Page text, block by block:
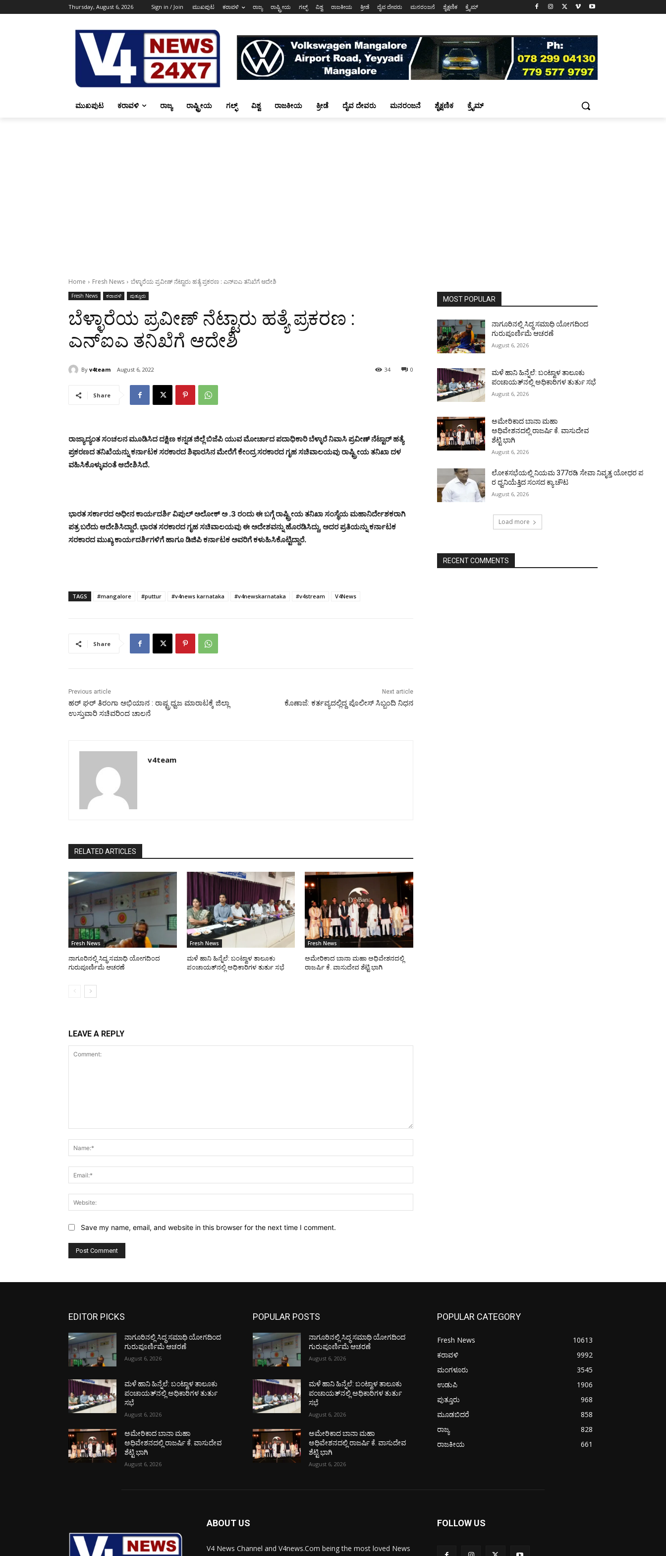
Thursday, August 6, 2026 Sign in / Join ಮುಖಪುಟ ಕರಾವಳಿ ರಾಜ್ಯ ರಾಷ್ಟ್ರೀಯ ಗಲ್ಫ್ ವಿಶ್ವ ರಾಜಕೀಯ ಕ್ರೀಡೆ ದೈವ ದೇವರು ಮನರಂಜನೆ ಶೈಕ್ಷಣಿಕ ಕ್ರೈಮ್
ಮುಖಪುಟ ಕರಾವಳಿ ರಾಜ್ಯ ರಾಷ್ಟ್ರೀಯ ಗಲ್ಫ್ ವಿಶ್ವ ರಾಜಕೀಯ ಕ್ರೀಡೆ ದೈವ ದೇವರು ಮನರಂಜನೆ ಶೈಕ್ಷಣಿಕ ಕ್ರೈಮ್
Home Fresh News ಬೆಳ್ಳಾರೆಯ ಪ್ರವೀಣ್ ನೆಟ್ಟಾರು ಹತ್ಯೆ ಪ್ರಕರಣ : ಎನ್‍ಐಎ ತನಿಖೆಗೆ ಆದೇಶಿ
Fresh News ಕರಾವಳಿ ಪುತ್ತೂರು
ಬೆಳ್ಳಾರೆಯ ಪ್ರವೀಣ್ ನೆಟ್ಟಾರು ಹತ್ಯೆ ಪ್ರಕರಣ :
ಎನ್‍ಐಎ ತನಿಖೆಗೆ ಆದೇಶಿ
By v4team August 6, 2022 0
34
Share
ರಾಜ್ಯಾದ್ಯಂತ ಸಂಚಲನ ಮೂಡಿಸಿದ ದಕ್ಷಿಣ ಕನ್ನಡ ಜಿಲ್ಲೆ ಬಿಜೆಪಿ ಯುವ ಮೋರ್ಚಾದ ಪದಾಧಿಕಾರಿ ಬೆಳ್ಳಾರೆ ನಿವಾಸಿ ಪ್ರವೀಣ್ ನೆಟ್ಟಾರ್ ಹತ್ಯೆ
ಪ್ರಕರಣದ ತನಿಖೆಯನ್ನು ಕರ್ನಾಟಕ ಸರಕಾರದ ಶಿಫಾರಸಿನ ಮೇರೆಗೆ ಕೇಂದ್ರ ಸರಕಾರದ ಗೃಹ ಸಚಿವಾಲಯವು ರಾಷ್ಟ್ರೀಯ ತನಿಖಾ ದಳ
ವಹಿಸಿಕೊಳ್ಳುವಂತೆ ಆದೇಶಿಸಿದೆ.
ಭಾರತ ಸರ್ಕಾರದ ಅಧೀನ ಕಾರ್ಯದರ್ಶಿ ವಿಪುಲ್ ಅಲೋಕ್ ಅ .3 ರಂದು ಈ ಬಗ್ಗೆ ರಾಷ್ಟ್ರೀಯ ತನಿಖಾ ಸಂಸ್ಥೆಯ ಮಹಾನಿರ್ದೇಶಕರಾಗಿ
ಪತ್ರ ಬರೆದು ಆದೇಶಿಸಿದ್ದಾರೆ. ಭಾರತ ಸರಕಾರದ ಗೃಹ ಸಚಿವಾಲಯವು ಈ ಅದೇಶವನ್ನು ಹೊರಡಿಸಿದ್ದು, ಅದರ ಪ್ರತಿಯನ್ನು ಕರ್ನಾಟಕ
ಸರಕಾರದ ಮುಖ್ಯ ಕಾರ್ಯದರ್ಶಿಗಳಿಗೆ ಹಾಗೂ ಡಿಜಿಪಿ ಕರ್ನಾಟಕ ಅವರಿಗೆ ಕಳುಹಿಸಿಕೊಟ್ಟಿದ್ದಾರೆ.
TAGS #mangalore #puttur #v4news karnataka #v4newskarnataka #v4stream V4News
Share
Previous article
ಹರ್ ಘರ್ ತಿರಂಗಾ ಅಭಿಯಾನ : ರಾಷ್ಟ್ರಧ್ವಜ ಮಾರಾಟಕ್ಕೆ ಜಿಲ್ಲಾ
ಉಸ್ತುವಾರಿ ಸಚಿವರಿಂದ ಚಾಲನೆ
Next article
ಕೊಣಾಜೆ: ಕರ್ತವ್ಯದಲ್ಲಿದ್ದ ಪೊಲೀಸ್ ಸಿಬ್ಬಂದಿ ನಿಧನ
v4team
RELATED ARTICLES
Fresh News
ನಾಗೂರಿನಲ್ಲಿ ಸಿದ್ಧ ಸಮಾಧಿ ಯೋಗದಿಂದ
ಗುರುಪೂರ್ಣಿಮೆ ಆಚರಣೆ
Fresh News
ಮಳೆ ಹಾನಿ ಹಿನ್ನೆಲೆ: ಬಂಟ್ವಾಳ ತಾಲೂಕು
ಪಂಚಾಯತ್‌ನಲ್ಲಿ ಅಧಿಕಾರಿಗಳ ತುರ್ತು ಸಭೆ
Fresh News
ಅಮೇರಿಕಾದ ಬಾನಾ ಮಹಾ ಅಧಿವೇಶನದಲ್ಲಿ
ರಾಜರ್ಷಿ ಕೆ. ವಾಸುದೇವ ಶೆಟ್ಟಿ ಭಾಗಿ
LEAVE A REPLY
Save my name, email, and website in this browser for the next time I comment.
MOST POPULAR
ನಾಗೂರಿನಲ್ಲಿ ಸಿದ್ಧ ಸಮಾಧಿ ಯೋಗದಿಂದ
ಗುರುಪೂರ್ಣಿಮೆ ಆಚರಣೆ
August 6, 2026
ಮಳೆ ಹಾನಿ ಹಿನ್ನೆಲೆ: ಬಂಟ್ವಾಳ ತಾಲೂಕು
ಪಂಚಾಯತ್‌ನಲ್ಲಿ ಅಧಿಕಾರಿಗಳ ತುರ್ತು ಸಭೆ
August 6, 2026
ಅಮೇರಿಕಾದ ಬಾನಾ ಮಹಾ
ಅಧಿವೇಶನದಲ್ಲಿ ರಾಜರ್ಷಿ ಕೆ. ವಾಸುದೇವ
ಶೆಟ್ಟಿ ಭಾಗಿ
August 6, 2026
ಲೋಕಸಭೆಯಲ್ಲಿ ನಿಯಮ 377ರಡಿ ಸೇವಾ ನಿವೃತ್ತ ಯೋಧರ ಪ
ರ ಧ್ವನಿಯೆತ್ತಿದ ಸಂಸದ ಕ್ಯಾ.ಚೌಟ
August 6, 2026
Load more
RECENT COMMENTS
EDITOR PICKS
ನಾಗೂರಿನಲ್ಲಿ ಸಿದ್ಧ ಸಮಾಧಿ ಯೋಗದಿಂದ
ಗುರುಪೂರ್ಣಿಮೆ ಆಚರಣೆ
August 6, 2026
ಮಳೆ ಹಾನಿ ಹಿನ್ನೆಲೆ: ಬಂಟ್ವಾಳ ತಾಲೂಕು
ಪಂಚಾಯತ್‌ನಲ್ಲಿ ಅಧಿಕಾರಿಗಳ ತುರ್ತು
ಸಭೆ
August 6, 2026
ಅಮೇರಿಕಾದ ಬಾನಾ ಮಹಾ
ಅಧಿವೇಶನದಲ್ಲಿ ರಾಜರ್ಷಿ ಕೆ. ವಾಸುದೇವ
ಶೆಟ್ಟಿ ಭಾಗಿ
August 6, 2026
POPULAR POSTS
ನಾಗೂರಿನಲ್ಲಿ ಸಿದ್ಧ ಸಮಾಧಿ ಯೋಗದಿಂದ
ಗುರುಪೂರ್ಣಿಮೆ ಆಚರಣೆ
August 6, 2026
ಮಳೆ ಹಾನಿ ಹಿನ್ನೆಲೆ: ಬಂಟ್ವಾಳ ತಾಲೂಕು
ಪಂಚಾಯತ್‌ನಲ್ಲಿ ಅಧಿಕಾರಿಗಳ ತುರ್ತು
ಸಭೆ
August 6, 2026
ಅಮೇರಿಕಾದ ಬಾನಾ ಮಹಾ
ಅಧಿವೇಶನದಲ್ಲಿ ರಾಜರ್ಷಿ ಕೆ. ವಾಸುದೇವ
ಶೆಟ್ಟಿ ಭಾಗಿ
August 6, 2026
POPULAR CATEGORY
Fresh News
10613
ಕರಾವಳಿ
9992
ಮಂಗಳೂರು
3545
ಉಡುಪಿ
1906
ಪುತ್ತೂರು
968
ಮೂಡಬಿದರೆ
858
ರಾಜ್ಯ
828
ರಾಜಕೀಯ
661
ABOUT US
V4 News Channel and V4news.Com being the most loved News
FOLLOW US